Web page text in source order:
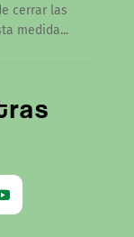
cerrar las
medida...